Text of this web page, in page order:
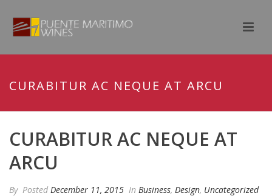
CURABITUR AC NEQUE AT ARCU
CURABITUR AC NEQUE AT
ARCU
By Posted December 11, 2015 In Business, Design, Uncategorized